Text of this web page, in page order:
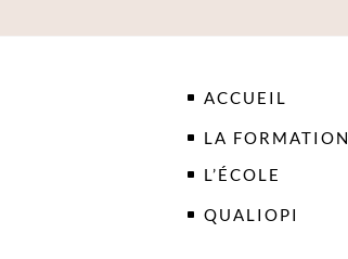
ACCUEIL
LA FORMATION
L’ÉCOLE
QUALIOPI